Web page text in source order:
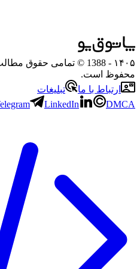
۱۴۰۵
- 1388 © تمامی حقوق
محفوظ است.
ارتباط با ما
تبلیغات
LinkedIn DMCA